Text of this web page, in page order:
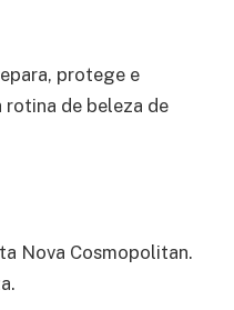
protege e
rotina de beleza de
Nova Cosmopolitan.